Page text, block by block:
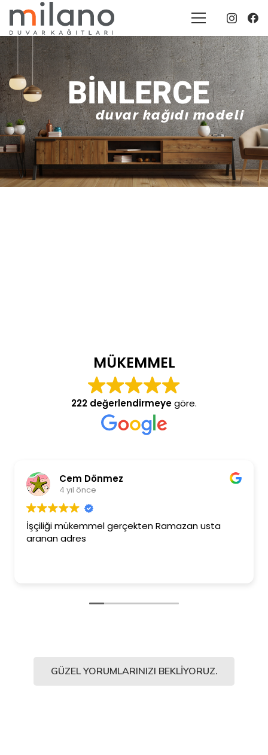
BINLERCE
duvar kağıdı modeli
MÜKEMMEL
222 değerlendirmeyegöre.
Cem Dönmez
4 yıl önce
İşçiliği mükemmel gerçekten Ramazan usta
aranan adres
GÜZEL YORUMLARINIZI BEKLIYORUZ.